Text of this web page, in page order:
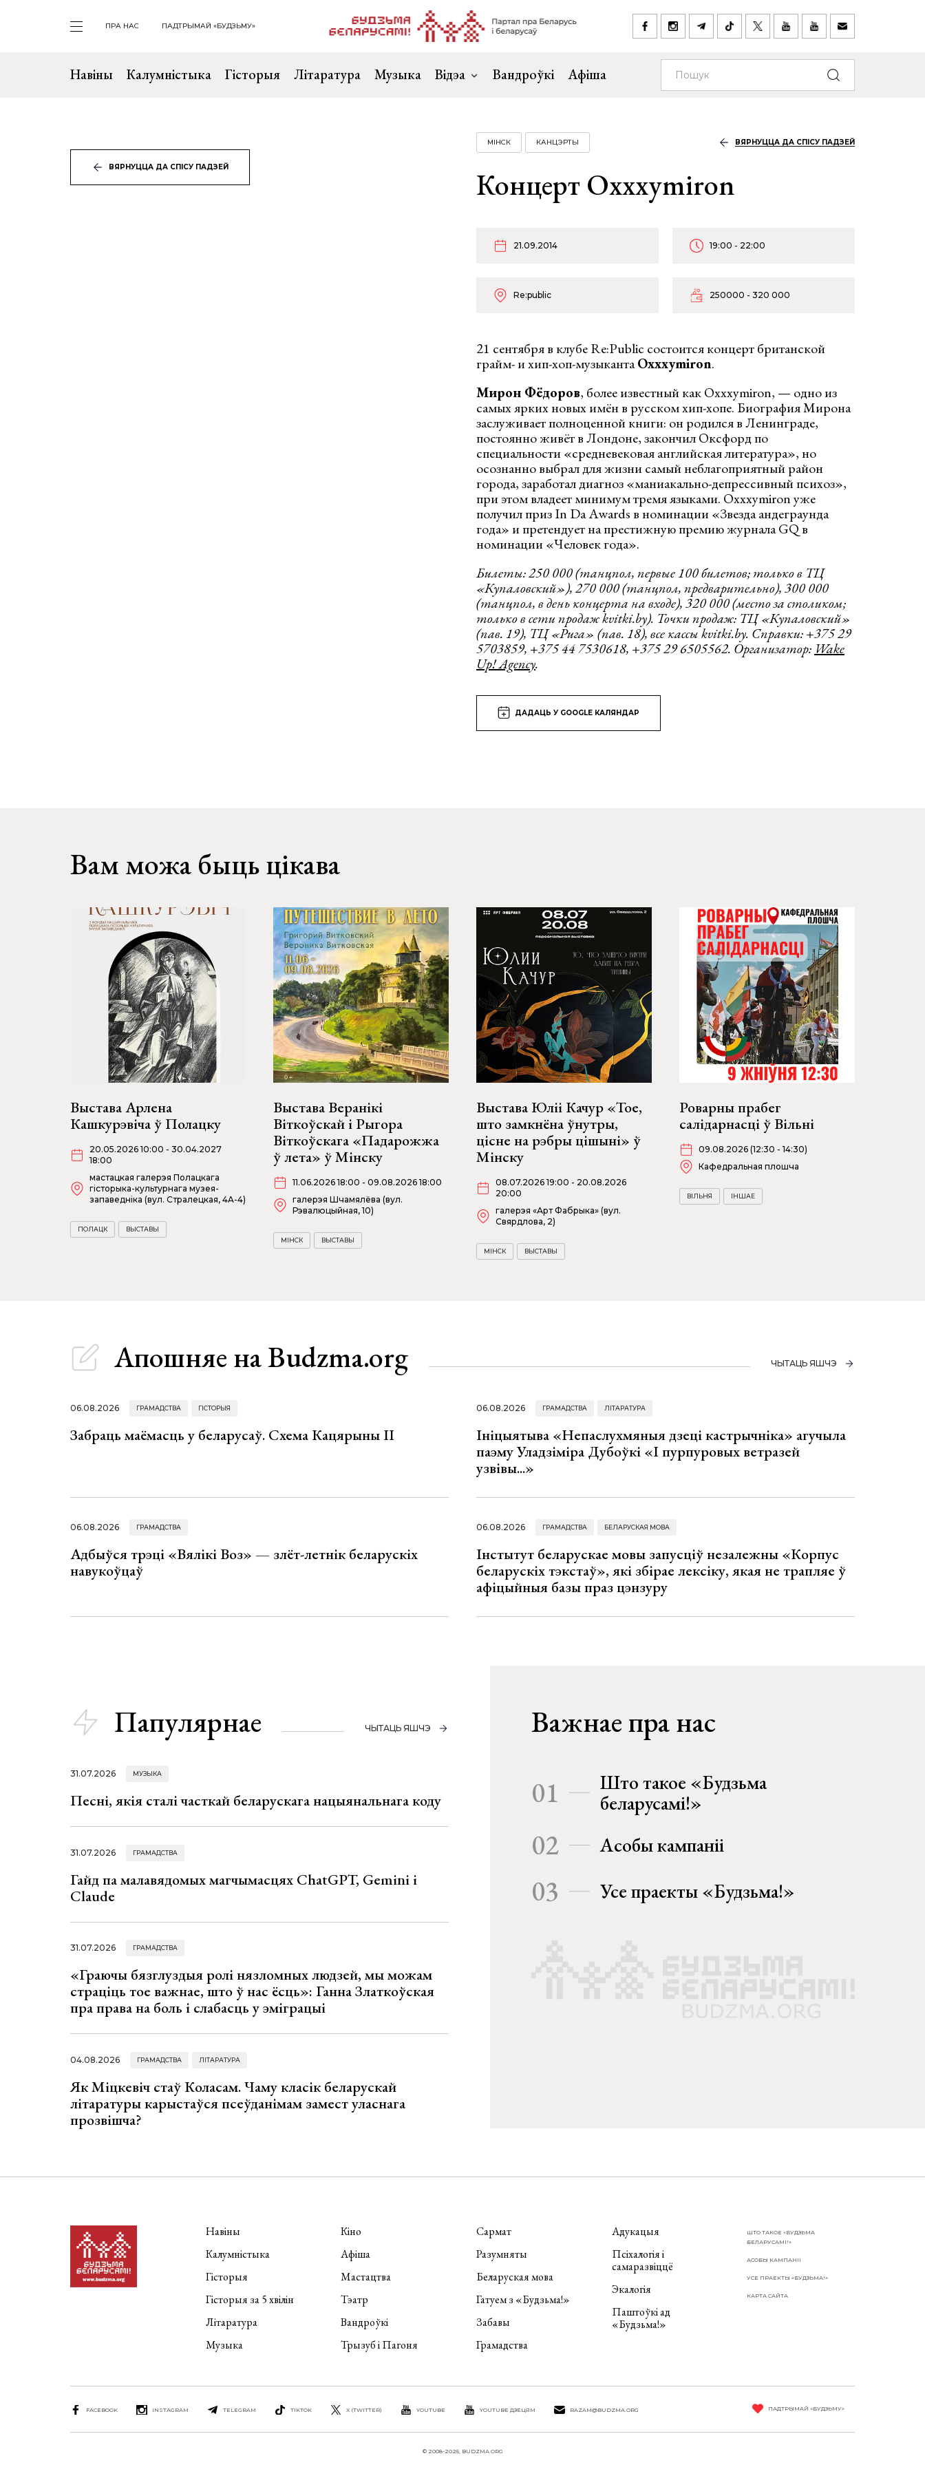
ПРА НАС ПАДТРЫМАЙ «БУДЗЬМУ»
Навіны Калумністыка Гісторыя Літаратура Музыка Відэа Вандроўкі Афіша
ВЯРНУЦЦА ДА СПІСУ ПАДЗЕЙ
МІНСК КАНЦЭРТЫ ВЯРНУЦЦА ДА СПІСУ ПАДЗЕЙ
Концерт Oxxxymiron
21.09.2014 19:00 - 22:00
Re:public 250000 - 320 000
21 сентября в клубе Re:Public состоится концерт британской
грайм- и хип-хоп-музыкантаOxxxymiron.
Мирон Фёдоров, более известный как Oxxxymiron, — одно из
самых ярких новых имён в русском хип-хопе. Биография Мирона
заслуживает полноценной книги: он родился в Ленинграде,
постоянно живёт в Лондоне, закончил Оксфорд по
специальности «средневековая английская литература», но
осознанно выбрал для жизни самый неблагоприятный район
города, заработал диагноз «маниакально-депрессивный психоз»,
при этом владеет минимум тремя языками. Oxxxymiron уже
получил приз In Da Awards в номинации «Звезда андеграунда
года» и претендует на престижную премию журнала GQ в
номинации «Человек года».
Билеты: 250 000 (танцпол, первые 100 билетов; только в ТЦ
«Купаловский»), 270 000 (танцпол, предварительно), 300 000
(танцпол, в день концерта на входе), 320 000 (место за столиком;
только в сети продаж kvitki.by). Точки продаж: ТЦ «Купаловский»
(пав. 19), ТЦ «Рига» (пав. 18), все кассы kvitki.by. Справки: +375 29
5703859, +375 44 7530618, +375 29 6505562. Организатор: Wake
Up! Agency.
ДАДАЦЬ У GOOGLE КАЛЯНДАР
Вам можа быць цікава
Выстава Арлена
Кашкурэвіча ў Полацку
20.05.2026 10:00 - 30.04.2027
18:00
мастацкая галерэя Полацкага
гісторыка-культурнага музея-
запаведніка (вул. Стралецкая, 4A-4)
ПОЛАЦК ВЫСТАВЫ
Выстава Веранікі
Віткоўскай і Рыгора
Віткоўскага «Падарожжа
ў лета» ў Мінску
11.06.2026 18:00 - 09.08.2026 18:00
галерэя Шчамялёва (вул.
Рэвалюцыйная, 10)
МІНСК ВЫСТАВЫ
Выстава Юліі Качур «Тое,
што замкнёна ўнутры,
цісне на рэбры цішыні» ў
Мінску
08.07.2026 19:00 - 20.08.2026
20:00
галерэя «Арт Фабрыка» (вул.
Свярдлова, 2)
МІНСК ВЫСТАВЫ
Роварны прабег
салідарнасці ў Вільні
09.08.2026 (12:30 - 14:30)
Кафедральная плошча
ВІЛЬНЯ ІНШАЕ
Апошняе на Budzma.org ЧЫТАЦЬ ЯШЧЭ
06.08.2026 ГРАМАДСТВА ГІСТОРЫЯ
Забраць маёмасць у беларусаў. Схема Кацярыны ІІ
06.08.2026 ГРАМАДСТВА ЛІТАРАТУРА
Ініцыятыва «Непаслухмяныя дзеці кастрычніка» агучыла
паэму Уладзіміра Дубоўкі «І пурпуровых ветразей
узвівы...»
06.08.2026 ГРАМАДСТВА
Адбыўся трэці «Вялікі Воз» — злёт-летнік беларускіх
навукоўцаў
06.08.2026 ГРАМАДСТВА БЕЛАРУСКАЯ МОВА
Інстытут беларускае мовы запусціў незалежны «Корпус
беларускіх тэкстаў», які збірае лексіку, якая не трапляе ў
афіцыйныя базы праз цэнзуру
Папулярнае ЧЫТАЦЬ ЯШЧЭ
31.07.2026 МУЗЫКА
Песні, якія сталі часткай беларускага нацыянальнага коду
31.07.2026 ГРАМАДСТВА
Гайд па малавядомых магчымасцях ChatGPT, Gemini і
Claude
31.07.2026 ГРАМАДСТВА
«Граючы бязглуздыя ролі нязломных людзей, мы можам
страціць тое важнае, што ў нас ёсць»: Ганна Златкоўская
пра права на боль і слабасць у эміграцыі
04.08.2026 ГРАМАДСТВА ЛІТАРАТУРА
Як Міцкевіч стаў Коласам. Чаму класік беларускай
літаратуры карыстаўся псеўданімам замест уласнага
прозвішча?
Важнае пра нас
01
Што такое «Будзьма
беларусамі!»
02 Асобы кампаніі
03 Усе праекты «Будзьма!»
Навіны
Калумністыка
Гісторыя
Гісторыя за 5 хвілін
Літаратура
Музыка
Кіно
Афіша
Мастацтва
Тэатр
Вандроўкі
Трызуб і Пагоня
Сармат
Разумняты
Беларуская мова
Гатуем з «Будзьма!»
Забавы
Грамадства
Адукацыя
Псіхалогія і
самаразвіццё
Экалогія
Паштоўкі ад
«Будзьма!»
ШТО ТАКОЕ «БУДЗЬМА
БЕЛАРУСАМІ!»
АСОБЫ КАМПАНІІ
УСЕ ПРАЕКТЫ «БУДЗЬМА!»
КАРТА САЙТА
FACEBOOK INSTAGRAM TELEGRAM TIKTOK X (TWITTER) YOUTUBE YOUTUBE ДЗЕЦЯМ RAZAM@BUDZMA.ORG ПАДТРЫМАЙ «БУДЗЬМУ»
© 2008-2025, BUDZMA.ORG